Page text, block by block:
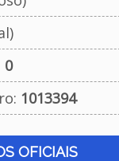
0
1013394
OFICIAIS